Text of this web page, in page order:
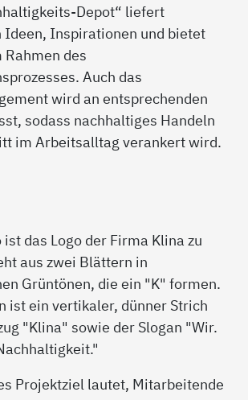
Depot“ liefert
Inspirationen und bietet
Rahmen des
Auch das
wird an entsprechenden
sodass nachhaltiges Handeln
im Arbeitsalltag verankert wird.
Projektziel lautet, Mitarbeitende